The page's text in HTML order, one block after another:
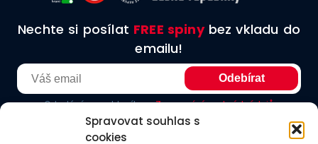
Spravovat souhlas s
cookies
Nechte si posílat FREE spinybez vkladu do
emailu!
Odesláním souhlasíte seZpracování osobních údajů